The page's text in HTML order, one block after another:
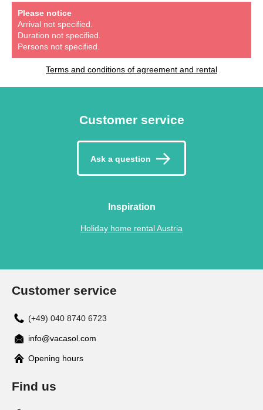
Please notice
Arrival not specified.
Duration not specified.
Persons not specified.
Terms and conditions of agreement and rental
Customer service
Ask a question
Inspiration
Holiday home rental Austria
Customer service
(+49) 040 8740 6723
info@vacasol.com
Opening hours
Find us